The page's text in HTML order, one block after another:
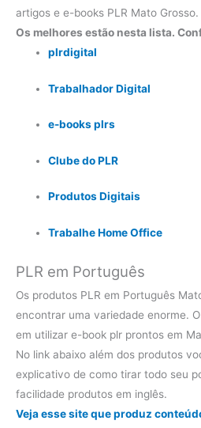
artigos e e-books PLR Mato Grosso.
Os melhores estão nesta lista.
plrdigital
Trabalhador Digital
e-books plrs
Clube do PLR
Produtos Digitais
Trabalhe Home Office
PLR em Português
Os produtos PLR em Português
encontrar uma variedade enorme.
em utilizar e-book plr prontos em
No link abaixo além dos produtos
explicativo de como tirar todo seu
facilidade produtos em inglês.
Veja esse site que produz